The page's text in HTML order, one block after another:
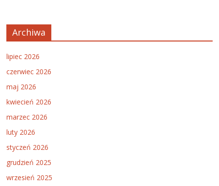
Archiwa
lipiec 2026
czerwiec 2026
maj 2026
kwiecień 2026
marzec 2026
luty 2026
styczeń 2026
grudzień 2025
wrzesień 2025